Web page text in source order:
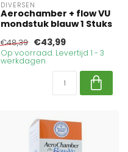
DIVERSEN
Aerochamber + flow VU
mondstuk blauw 1 Stuks
€48,39 €43,99
Op voorraad. Levertijd 1 - 3
werkdagen